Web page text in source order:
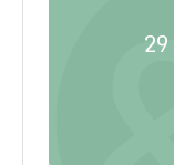
29